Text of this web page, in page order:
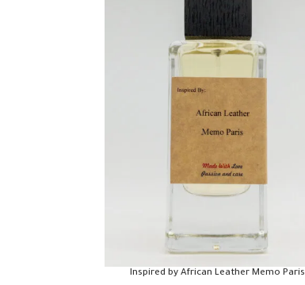
Inspired by African Leather Memo Paris